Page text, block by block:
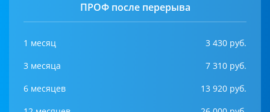
ПРОФ после перерыва
1 месяц
3 430 руб.
3 месяца
7 310 руб.
6 месяцев
13 920 руб.